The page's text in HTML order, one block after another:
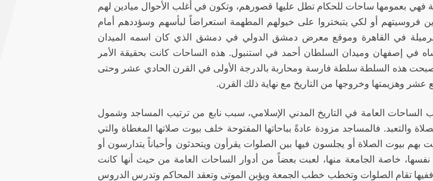
فهي بعمومها ساحات للحكام تطل عليها قصورهم، وتكون في أغلب الأحوال ميادين لهم
فروسيتهم أو لكي يتبختروا على خيولهم المطهمة استعراضاً لبأسهم وسؤددهم أمام
في القاهرة وموقع معرض دمشق الدولي في دمشق الذي كان اسمه الميدان
في إصفهان وميدان السلطان أحمد في استنبول. هذه الساحات كانت بحقيقة الأمر
هذه السلطة سلطة فارسة ومحاربة بالدرجة الأولى في القرن الحادي عشر وحتى
وهزيمتها وخروجها من التاريخ مع نهاية ذلك القرن.
الساحات العامة في التاريخ المدني الإسلامي، سبب نابع من ترتيب المساجد وشمول
والتعبد. فالمساجد مزودة عادةً بباحاتها المفتوحة خلف بيوت صلاتها المغطاة والتي
بهم بيوت الصلاة أو يجلسون فيها بين الصلوات يقرأون ويتحدثون وأحياناً يتدارسون أو
نفسها، خاصة الجامعة منها، لعبت بعضاً من أدوار الساحات العامة من حيث أنها كانت
ففيها تقام الصلوات وتخطب خطب الجمعة ويؤبن الموتى وتعقد المحاكم وتدرس الدروس